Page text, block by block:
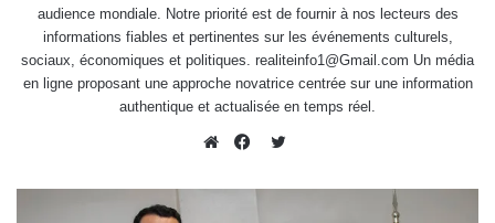
audience mondiale. Notre priorité est de fournir à nos lecteurs des
informations fiables et pertinentes sur les événements culturels,
sociaux, économiques et politiques. realiteinfo1@Gmail.com Un média
en ligne proposant une approche novatrice centrée sur une information
authentique et actualisée en temps réel.